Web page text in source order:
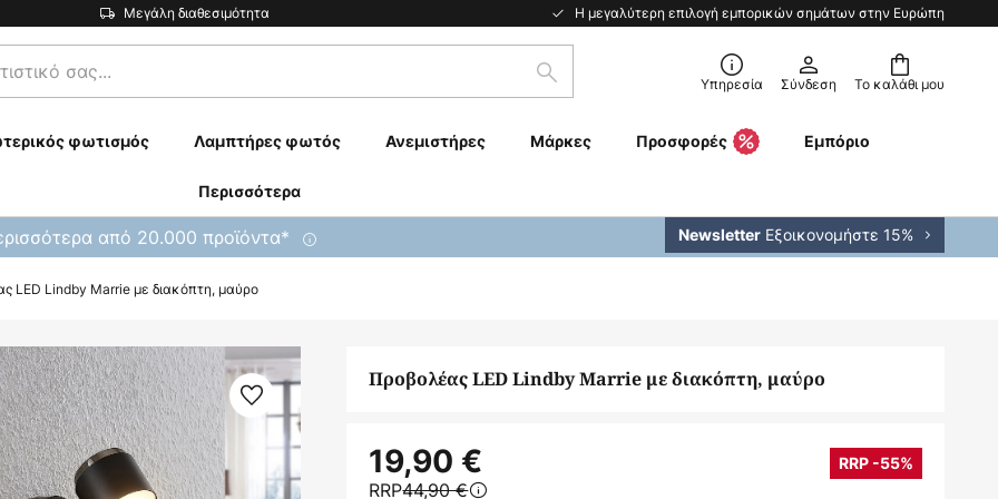
Μεγάλη διαθεσιμότητα Η μεγαλύτερη επιλογή εμπορικών σημάτων στην Ευρώπη
Το καλάθι μου
Αναζήτηση Υπηρεσία Σύνδεση
φωτισμός Λαμπτήρες φωτός Ανεμιστήρες Μάρκες Προσφορές Εμπόριο
Περισσότερα
από 20.000 προϊόντα* Newsletter Εξοικονομήστε 15%
LED Lindby Marrie με διακόπτη, μαύρο
Προβολέας LED Lindby Marrie με διακόπτη, μαύρο
19,90 € RRP -55%
RRP44,90 €